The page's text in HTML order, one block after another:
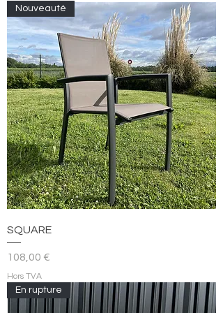
Nouveauté
SQUARE
Prix
108,00 €
Hors TVA
En rupture